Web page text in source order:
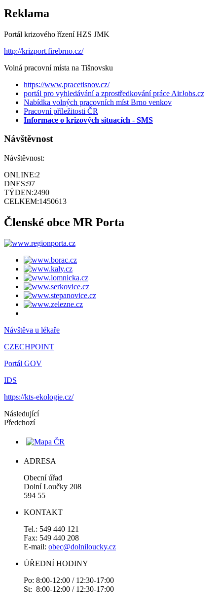
Reklama
Portál krizového řízení HZS JMK
http://krizport.firebrno.cz/
Volná pracovní místa na Tišnovsku
https://www.pracetisnov.cz/
portál pro vyhledávání a zprostředkování práce AirJobs.cz
Nabídka volných pracovních míst Brno venkov
Pracovní příležitosti ČR
Informace o krizových situacích - SMS
Návštěvnost
Návštěvnost:
ONLINE:2
DNES:97
TÝDEN:2490
CELKEM:1450613
Členské obce MR Porta
Návštěva u lékaře
CZECHPOINT
Portál GOV
IDS
https://kts-ekologie.cz/
Následující
Předchozí
ADRESA
Obecní úřad
Dolní Loučky 208
594 55
KONTAKT
Tel.: 549 440 121
Fax: 549 440 208
E-mail: obec@dolniloucky.cz
ÚŘEDNÍ HODINY
Po: 8:00-12:00 / 12:30-17:00
St: 8:00-12:00 / 12:30-17:00